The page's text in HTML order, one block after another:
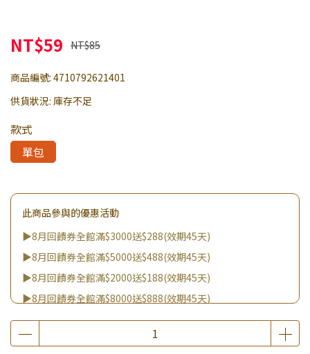
NT$59 NT$85
商品編號: 4710792621401
供貨狀況: 庫存不足
款式
單包
此商品參與的優惠活動
▶8月回饋券全館滿$3000送$288(效期45天)
▶8月回饋券全館滿$5000送$488(效期45天)
▶8月回饋券全館滿$2000送$188(效期45天)
▶8月回饋券全館滿$8000送$888(效期45天)
▶消費滿999｜享超值價$299加購BIO UP面膜
▶全館不限消費金額｜享超值價$19起 加購自然主義嚐鮮試吃